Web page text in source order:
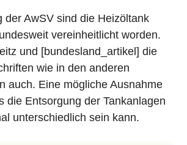
der AwSV sind die Heizöltank
vereinheitlicht worden.
und [bundesland_artikel] die
wie in den anderen
auch. Eine mögliche Ausnahme
die Entsorgung der Tankanlagen
unterschiedlich sein kann.